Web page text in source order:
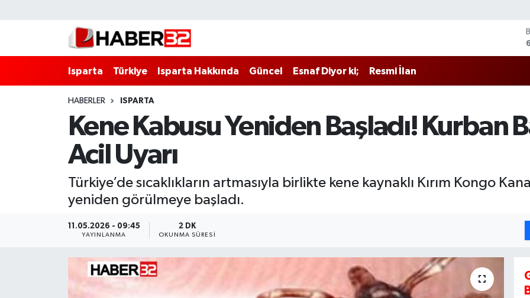
Isparta Türkiye Isparta Hakkında Güncel Esnaf Diyor ki; Resmi İlan
HABERLER ISPARTA
Kene Kabusu Yeniden Başladı! Kurban
Acil Uyarı
Türkiye’de sıcaklıkların artmasıyla birlikte kene kaynaklı Kırım Kongo
yeniden görülmeye başladı.
11.05.2026 - 09:45
YAYINLANMA
2 DK
OKUNMA SÜRESI
Isparta Hakkında
Esnaf Diyor ki;
BİLİM VE TEKNOLOJİ
EĞİTİM
HABERDE İNSAN
Isparta Nöbetçi Eczaneler
Isparta Hava Durumu
Isparta Trafik Yoğunluk Haritası
Süper Lig Puan Durumu ve Fikstür
Tüm Manşetler
Son Dakika Haberleri
Haber Arşivi